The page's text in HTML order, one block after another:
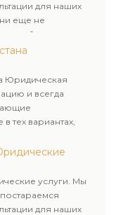
для наших
еще не
нашей компании.
Юридическая
и всегда
тех вариантах,
услуги. Мы
для наших